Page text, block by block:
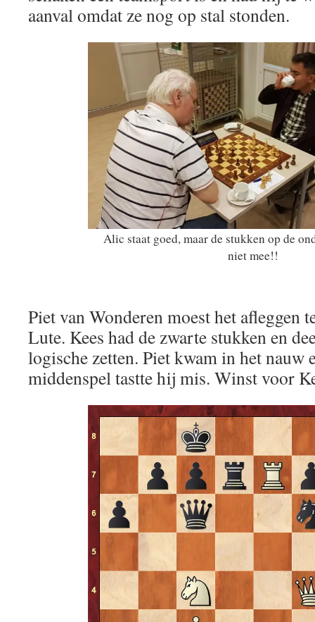
aanval omdat ze nog op stal stonden.
Alic staat goed, maar de stukken op de
niet mee!!
Piet van Wonderen moest het afleggen
Lute. Kees had de zwarte stukken en
logische zetten. Piet kwam in het nauw
middenspel tastte hij mis. Winst voor